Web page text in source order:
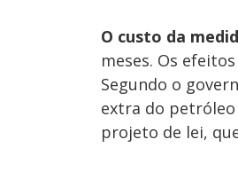
O custo da
meses. Os
Segundo o
extra do
projeto de lei,